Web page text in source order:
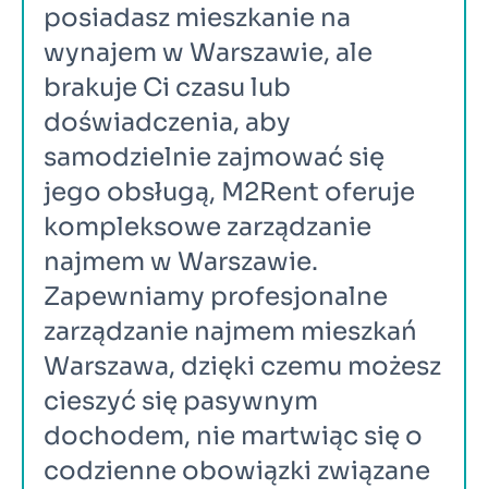
posiadasz mieszkanie na
wynajem w Warszawie, ale
brakuje Ci czasu lub
doświadczenia, aby
samodzielnie zajmować się
jego obsługą, M2Rent oferuje
kompleksowe zarządzanie
najmem w Warszawie.
Zapewniamy profesjonalne
zarządzanie najmem mieszkań
Warszawa, dzięki czemu możesz
cieszyć się pasywnym
dochodem, nie martwiąc się o
codzienne obowiązki związane